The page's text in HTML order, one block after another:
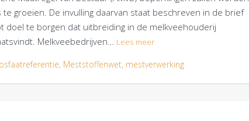
groeien. De invulling daarvan staat beschreven in de brief
doel te borgen dat uitbreiding in de melkveehouderij
Melkveebedrijven… Lees meer
, Meststoffenwet, mestverwerking